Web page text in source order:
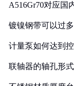
A516Gr70对应国
镀镍钢带可以过
计量泵如何达到
联轴器的轴孔形